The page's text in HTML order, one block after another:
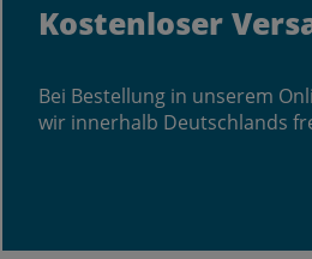
Kostenloser
Bei Bestellung in unserem
wir innerhalb Deutschlands